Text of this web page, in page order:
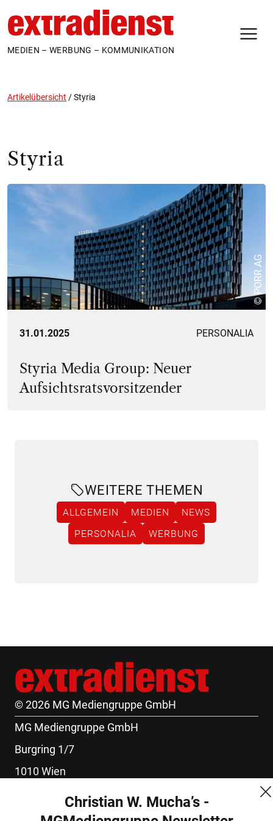
MEDIEN – WERBUNG – KOMMUNIKATION
Artikelübersicht /Styria
Styria
© PORR AG
31.01.2025 PERSONALIA
Styria Media Group: Neuer
Aufsichtsratsvorsitzender
WEITERE THEMEN
ALLGEMEIN MEDIEN
NEWS
PERSONALIA
WERBUNG
© 2026 MG Mediengruppe GmbH
MG Mediengruppe GmbH
Burgring 1/7
1010 Wien
+43 (1) 522 14 14
office@mgmedien.at
Christian W. Mucha’s -